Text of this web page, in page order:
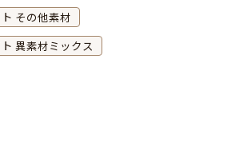
その他素材
異素材ミックス